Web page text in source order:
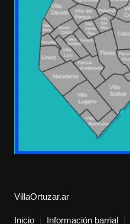
VillaOrtuzar.ar
Inicio Información barrial